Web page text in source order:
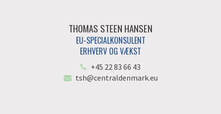
THOMAS STEEN HANSEN
EU-SPECIALKONSULENT
ERHVERV OG VÆKST
+45 22 83 66 43
tsh@centraldenmark.eu